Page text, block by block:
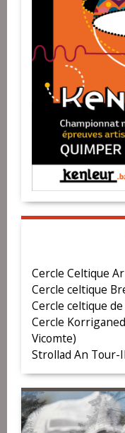
Cercle Celtique
Cercle celtique
Cercle celtique
Cercle
Vicomte)
Strollad An Tour-